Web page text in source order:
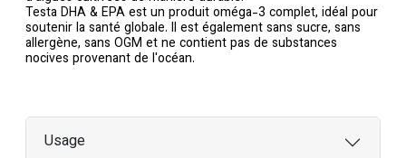
Testa DHA & EPA est un produit oméga-3 complet, idéal pour
soutenir la santé globale. Il est également sans sucre, sans
allergène, sans OGM et ne contient pas de substances
nocives provenant de l'océan.
Usage